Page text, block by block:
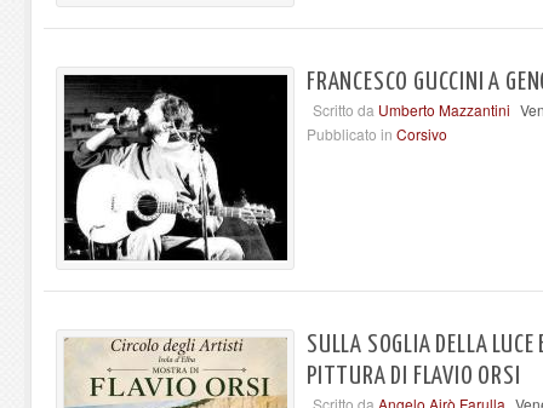
FRANCESCO GUCCINI A
Scritto da Umberto Mazzantini
Pubblicato in Corsivo
SULLA SOGLIA DELLA
PITTURA DI FLAVIO ORSI
Scritto da Angelo Airò Farulla